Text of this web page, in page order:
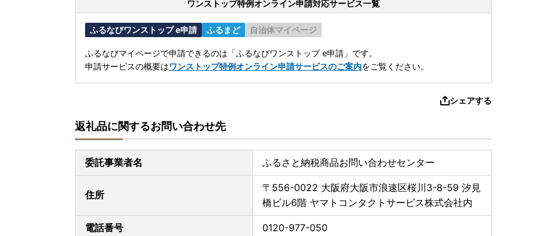
ワンストップ特例オンライン申請対応サービス一覧
ふるなびワンストップ e申請 ふるまど 自治体マイページ
ふるなびマイページで申請できるのは「ふるなびワンストップ e申請」です。
申請サービスの概要はワンストップ特例オンライン申請サービスのご案内をご覧ください。
シェアする
返礼品に関するお問い合わせ先
委託事業者名 ふるさと納税商品お問い合わせセンター
住所
〒556-0022 大阪府大阪市浪速区桜川3-8-59 汐見
橋ビル6階 ヤマトコンタクトサービス株式会社内
電話番号 0120-977-050